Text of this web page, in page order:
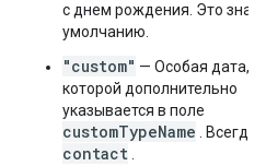
с днем ​​рождения. Это
умолчанию.
"custom" — Особая дата,
которой дополнительно
указывается в поле
customTypeName . Всегда
contact